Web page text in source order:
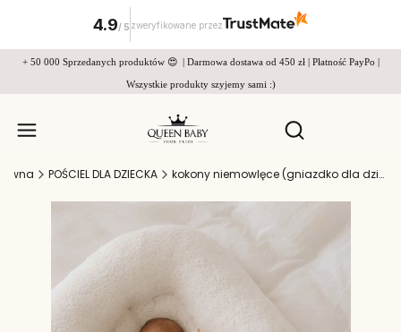
+ 50 000 Sprzedanych produktów 😍 | Darmowa dostawa od 450 zł | Płatność PayPo |
Wszystkie produkty szyjemy sami :)
Otwórz
POŚCIEL DLA DZIECKA kokony niemowlęce (gniazdko dla dziecka)
4.9/ 5 zweryfikowane przez